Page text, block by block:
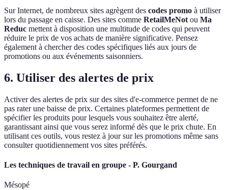
Sur Internet, de nombreux sites agrègent des codes promo à utiliser
lors du passage en caisse. Des sites comme RetailMeNot ou Ma
Reduc mettent à disposition une multitude de codes qui peuvent
réduire le prix de vos achats de manière significative. Pensez
également à chercher des codes spécifiques liés aux jours de
promotions ou aux événements saisonniers.
6. Utiliser des alertes de prix
Activer des alertes de prix sur des sites d'e-commerce permet de ne
pas rater une baisse de prix. Certaines plateformes permettent de
spécifier les produits pour lesquels vous souhaitez être alerté,
garantissant ainsi que vous serez informé dès que le prix chute. En
utilisant ces outils, vous restez à jour sur les promotions même sans
consulter quotidiennement vos sites préférés.
Les techniques de travail en groupe - P. Gourgand
Mésopé